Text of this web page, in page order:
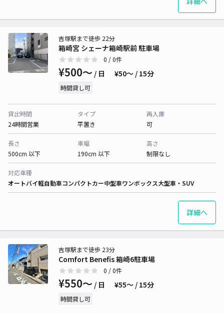
箱崎宮 シェーナ箱崎駅前 駐車場
吉塚駅まで徒歩 22分
0 / 0件
¥500〜 / 日 ¥50〜 / 15分
時間貸し可
貸出時間
24時間営業
タイプ
平置き
再入庫
可
長さ
500cm 以下
車幅
190cm 以下
高さ
制限なし
対応車種
オートバイ軽自動車コンパクトカー中型車ワンボックス大型車・SUV
詳細へ
Comfort Benefis 箱崎6駐車場
吉塚駅まで徒歩 23分
0 / 0件
¥550〜 / 日 ¥55〜 / 15分
時間貸し可